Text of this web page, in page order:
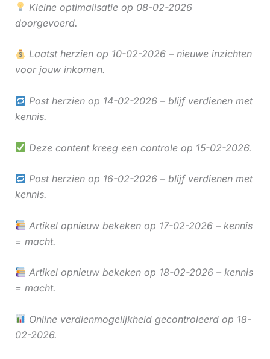
Kleine optimalisatie op 08-02-2026
doorgevoerd.
Laatst herzien op 10-02-2026 – nieuwe inzichten
voor jouw inkomen.
Post herzien op 14-02-2026 – blijf verdienen met
kennis.
Deze content kreeg een controle op 15-02-2026.
Post herzien op 16-02-2026 – blijf verdienen met
kennis.
Artikel opnieuw bekeken op 17-02-2026 – kennis
= macht.
Artikel opnieuw bekeken op 18-02-2026 – kennis
= macht.
Online verdienmogelijkheid gecontroleerd op 18-
02-2026.